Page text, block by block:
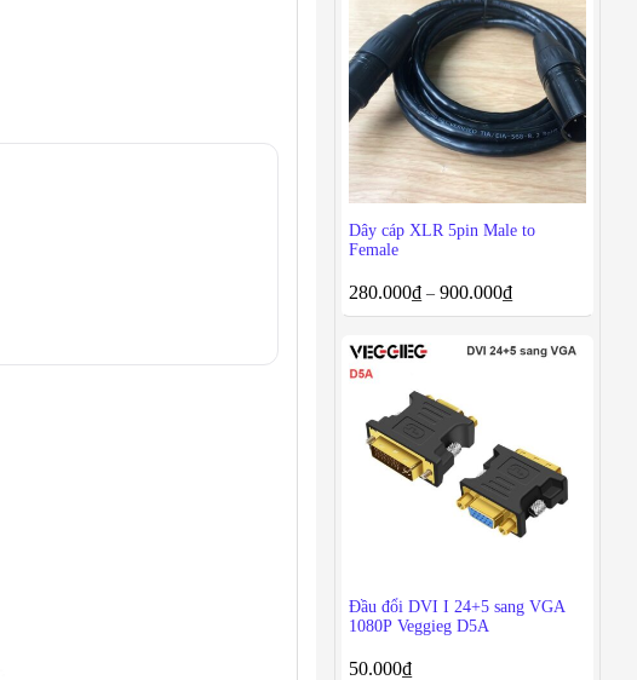
Dây cáp XLR 5pin Male to
Female
280.000₫ –900.000₫
Đầu đổi DVI I 24+5 sang VGA
1080P Veggieg D5A
50.000₫